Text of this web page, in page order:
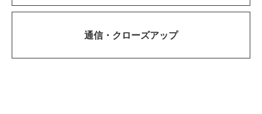
通信・ クローズアップ